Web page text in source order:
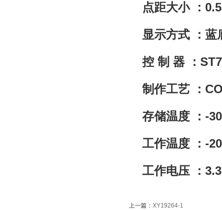
点距大小 ：
显示方式 ：蓝
控 制 器 ：
制作工艺 ：
存储温度 ：-
工作温度 ：-
工作电压 ：
上一篇： XY19264-1